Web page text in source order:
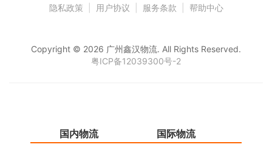
隐私政策 用户协议 服务条款 帮助中心
Copyright © 2026 广州鑫汉物流. All Rights Reserved.
粤ICP备12039300号-2
国内物流 国际物流